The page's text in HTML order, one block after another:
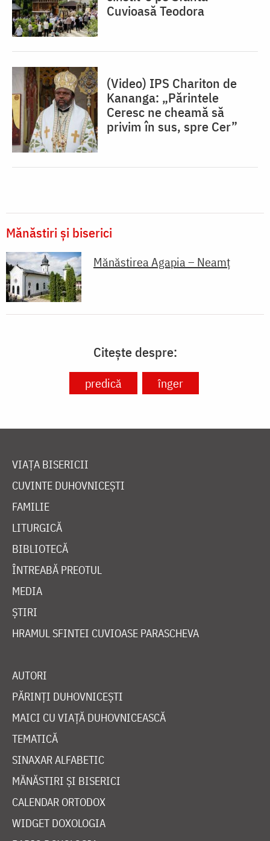
Cuvioasă Teodora
(Video) IPS Chariton de
Kananga: „Părintele
Ceresc ne cheamă să
privim în sus, spre Cer”
Mănăstiri și biserici
Mănăstirea Agapia – Neamț
Citește despre:
predică înger
VIAȚA BISERICII
CUVINTE DUHOVNICEȘTI
FAMILIE
LITURGICĂ
BIBLIOTECĂ
ÎNTREABĂ PREOTUL
MEDIA
ȘTIRI
HRAMUL SFINTEI CUVIOASE PARASCHEVA
AUTORI
PĂRINȚI DUHOVNICEȘTI
MAICI CU VIAȚĂ DUHOVNICEASCĂ
TEMATICĂ
SINAXAR ALFABETIC
MĂNĂSTIRI ȘI BISERICI
CALENDAR ORTODOX
WIDGET DOXOLOGIA